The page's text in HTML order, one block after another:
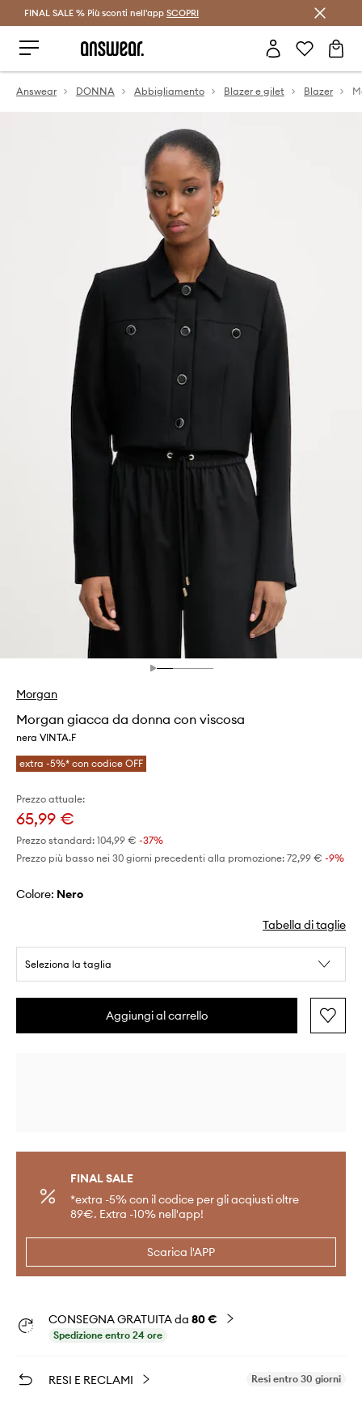
Risparmia con Answear Club >
FINAL SALE % Più sconti nell'app SCOPRI
Answear DONNA Abbigliamento Blazer e gilet Blazer
Morgan
Morgan giacca da donna con viscosa
nera VINTA.F
extra -5%* con codice OFF
Prezzo attuale:
65,99 €
Prezzo standard: 104,99 € -37%
Prezzo più basso nei 30 giorni precedenti alla promozione: 72,99 € -9%
Colore: nero
Tabella di taglie
Seleziona la taglia
Aggiungi al carrello
FINAL SALE
*extra -5% con il codice per gli acqiusti oltre
89€. Extra -10% nell'app!
Scarica l'APP
CONSEGNA GRATUITA da 80 €
Spedizione entro 24 ore
RESI E RECLAMI Resi entro 30 giorni